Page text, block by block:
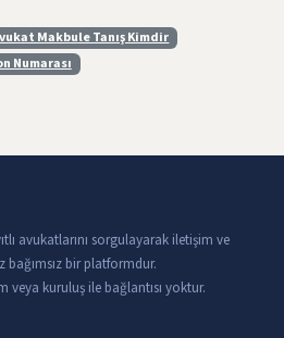
Makbule Tanış Kimdir
Numarası
avukatlarını sorgulayarak iletişim ve
bağımsız bir platformdur.
kuruluş ile bağlantısı yoktur.